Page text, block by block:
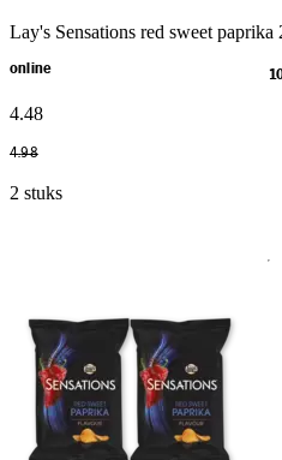
Lay's Sensations red sweet paprika
online
4.48
4.98
2 stuks